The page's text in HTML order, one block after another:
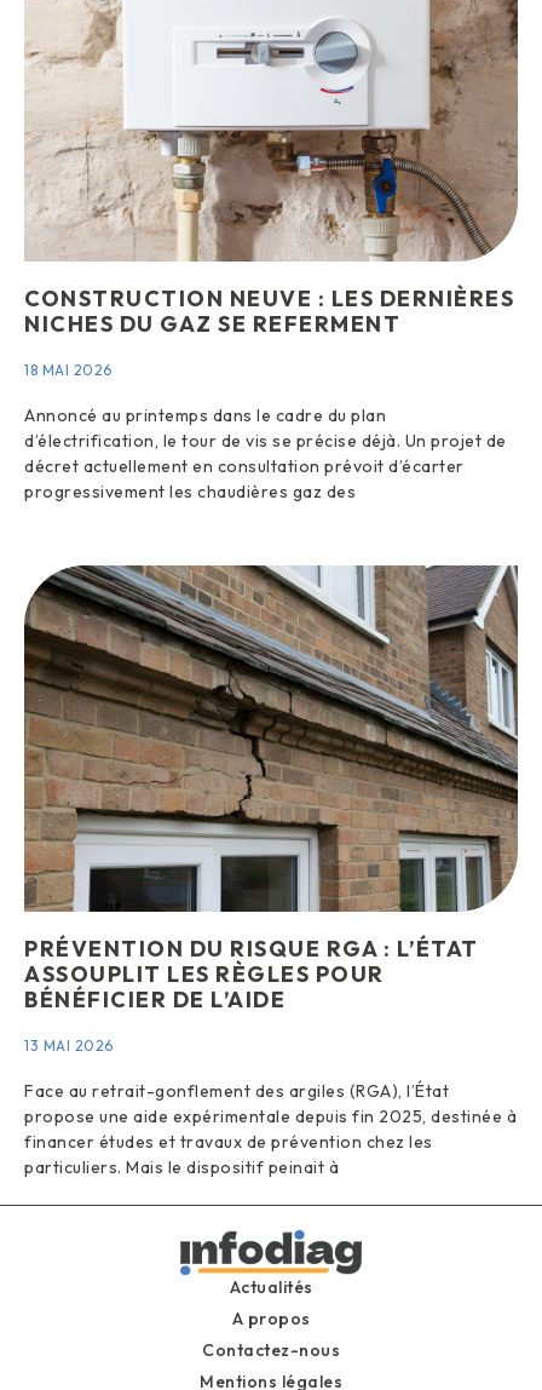
CONSTRUCTION NEUVE : LES DERNIÈRES
NICHES DU GAZ SE REFERMENT
18 MAI 2026
Annoncé au printemps dans le cadre du plan
d’électrification, le tour de vis se précise déjà. Un projet de
décret actuellement en consultation prévoit d’écarter
progressivement les chaudières gaz des
PRÉVENTION DU RISQUE RGA : L’ÉTAT
ASSOUPLIT LES RÈGLES POUR
BÉNÉFICIER DE L’AIDE
13 MAI 2026
Face au retrait-gonflement des argiles (RGA), l’État
propose une aide expérimentale depuis fin 2025, destinée à
financer études et travaux de prévention chez les
particuliers. Mais le dispositif peinait à
Actualités
A propos
Contactez-nous
Mentions légales